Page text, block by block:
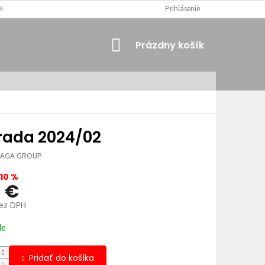
Prihlásenie
NÁKUPNÝ
Prázdny košík
2024/02
GROUP
%
€
DPH
Pridať do košíka